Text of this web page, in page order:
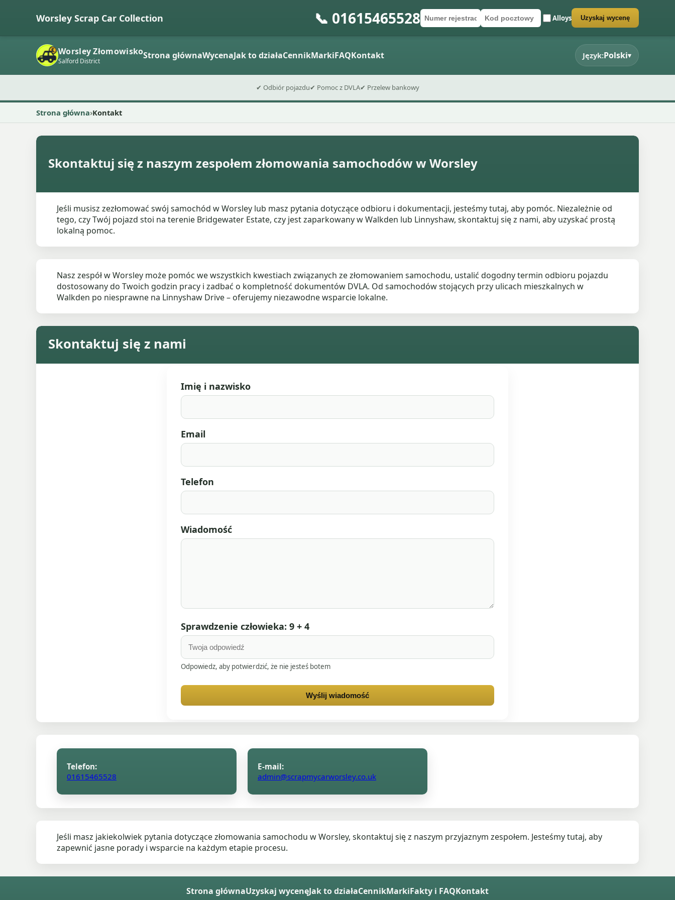
Worsley Scrap Car Collection 📞 01615465528Numer rejestracyjny
Kod pocztowy Alloys
Wyślij formularz wyceny Uzyskaj wycenę
Worsley Złomowisko
Salford District Strona głównaWycenaJak to działaCennikMarkiFAQKontakt Język:Polski▾
✔ Odbiór pojazdu✔ Pomoc z DVLA✔ Przelew bankowy
Strona główna Kontakt
Skontaktuj się z naszym zespołem złomowania samochodów w Worsley
Jeśli musisz zezłomować swój samochód w Worsley lub masz pytania dotyczące odbioru i dokumentacji, jesteśmy tutaj, aby pomóc. Niezależnie od
tego, czy Twój pojazd stoi na terenie Bridgewater Estate, czy jest zaparkowany w Walkden lub Linnyshaw, skontaktuj się z nami, aby uzyskać prostą
lokalną pomoc.
Nasz zespół w Worsley może pomóc we wszystkich kwestiach związanych ze złomowaniem samochodu, ustalić dogodny termin odbioru pojazdu
dostosowany do Twoich godzin pracy i zadbać o kompletność dokumentów DVLA. Od samochodów stojących przy ulicach mieszkalnych w
Walkden po niesprawne na Linnyshaw Drive – oferujemy niezawodne wsparcie lokalne.
Skontaktuj się z nami
Imię i nazwisko
Email
Telefon
Wiadomość
Sprawdzenie człowieka: 9 + 4
Odpowiedz, aby potwierdzić, że nie jesteś botem
Wyślij wiadomość
Telefon:
01615465528
E-mail:
admin@scrapmycarworsley.co.uk
Jeśli masz jakiekolwiek pytania dotyczące złomowania samochodu w Worsley, skontaktuj się z naszym przyjaznym zespołem. Jesteśmy tutaj, aby
zapewnić jasne porady i wsparcie na każdym etapie procesu.
Strona głównaUzyskaj wycenęJak to działaCennikMarkiFakty i FAQKontakt